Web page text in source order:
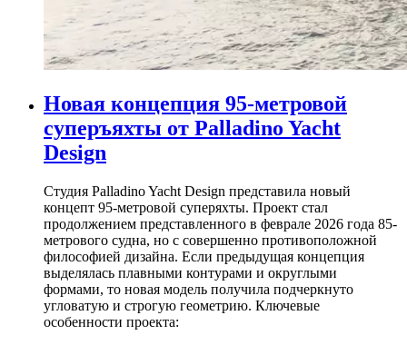
Новая концепция 95-метровой
суперъяхты от Palladino Yacht
Design
Студия Palladino Yacht Design представила новый
концепт 95-метровой суперяхты. Проект стал
продолжением представленного в феврале 2026 года 85-
метрового судна, но с совершенно противоположной
философией дизайна. Если предыдущая концепция
выделялась плавными контурами и округлыми
формами, то новая модель получила подчеркнуто
угловатую и строгую геометрию. Ключевые
особенности проекта: